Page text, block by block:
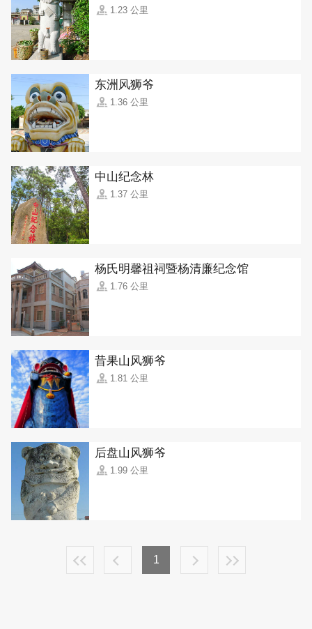
1.23 公里
东洲风狮爷
1.36 公里
中山纪念林
1.37 公里
杨氏明馨祖祠暨杨清廉纪念馆
1.76 公里
昔果山风狮爷
1.81 公里
后盘山风狮爷
1.99 公里
1